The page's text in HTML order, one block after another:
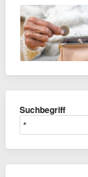
Suchbegriff